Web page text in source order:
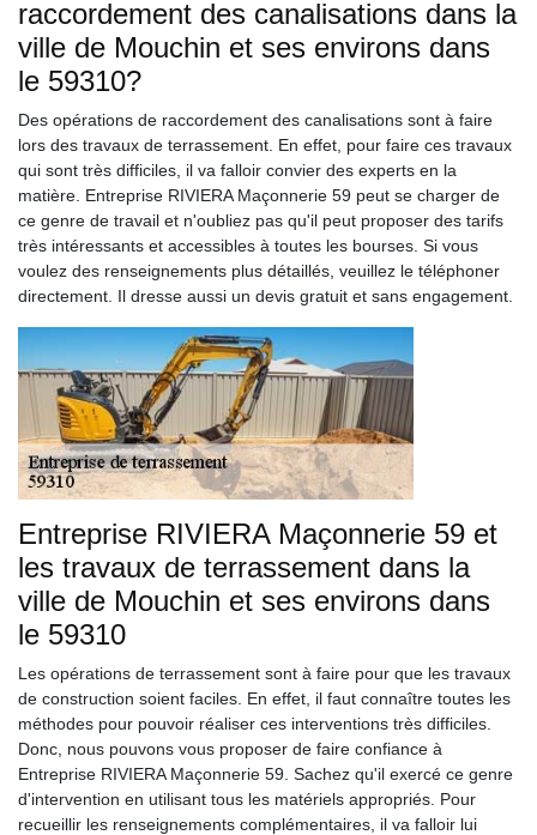
raccordement des canalisations dans la
ville de Mouchin et ses environs dans
le 59310?
Des opérations de raccordement des canalisations sont à faire
lors des travaux de terrassement. En effet, pour faire ces travaux
qui sont très difficiles, il va falloir convier des experts en la
matière. Entreprise RIVIERA Maçonnerie 59 peut se charger de
ce genre de travail et n'oubliez pas qu'il peut proposer des tarifs
très intéressants et accessibles à toutes les bourses. Si vous
voulez des renseignements plus détaillés, veuillez le téléphoner
directement. Il dresse aussi un devis gratuit et sans engagement.
Entreprise RIVIERA Maçonnerie 59 et
les travaux de terrassement dans la
ville de Mouchin et ses environs dans
le 59310
Les opérations de terrassement sont à faire pour que les travaux
de construction soient faciles. En effet, il faut connaître toutes les
méthodes pour pouvoir réaliser ces interventions très difficiles.
Donc, nous pouvons vous proposer de faire confiance à
Entreprise RIVIERA Maçonnerie 59. Sachez qu'il exercé ce genre
d'intervention en utilisant tous les matériels appropriés. Pour
recueillir les renseignements complémentaires, il va falloir lui